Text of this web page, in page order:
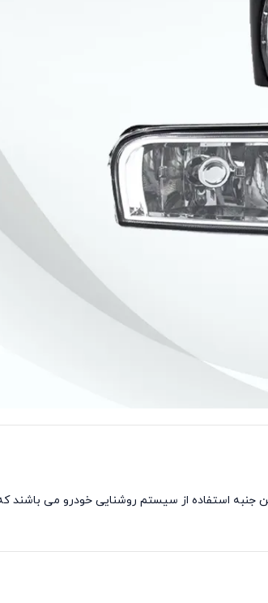
ترین جنبه استفاده از سیستم روشنایی خودرو می